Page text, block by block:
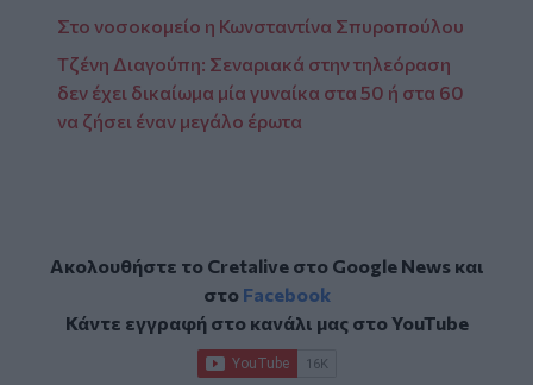
Στο νοσοκομείο η Κωνσταντίνα Σπυροπούλου
Τζένη Διαγούπη: Σεναριακά στην τηλεόραση
δεν έχει δικαίωμα μία γυναίκα στα 50 ή στα 60
να ζήσει έναν μεγάλο έρωτα
Ακολουθήστε το Cretalive στο Google Newsκαι
στο Facebook
Κάντε εγγραφή στο κανάλι μας στοYouTube